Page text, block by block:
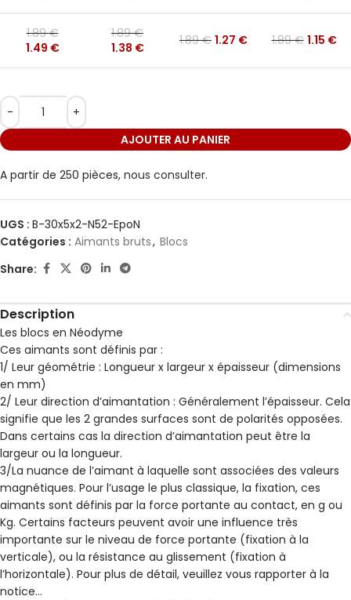
1.89€
1.49 €
1.89€
1.38 € 1.89€ 1.27 € 1.89€ 1.15 €
AJOUTER AU PANIER
A partir de 250 pièces, nous consulter.
UGS : B-30x5x2-N52-EpoN
Catégories : Aimants bruts, Blocs
Share:
Description
Les blocs en Néodyme
Ces aimants sont définis par :
1/ Leur géométrie : Longueur x largeur x épaisseur (dimensions
en mm)
2/ Leur direction d’aimantation : Généralement l’épaisseur. Cela
signifie que les 2 grandes surfaces sont de polarités opposées.
Dans certains cas la direction d’aimantation peut être la
largeur ou la longueur.
3/La nuance de l’aimant à laquelle sont associées des valeurs
magnétiques. Pour l’usage le plus classique, la fixation, ces
aimants sont définis par la force portante au contact, en g ou
Kg. Certains facteurs peuvent avoir une influence très
importante sur le niveau de force portante (fixation à la
verticale), ou la résistance au glissement (fixation à
l’horizontale). Pour plus de détail, veuillez vous rapporter à la
notice…